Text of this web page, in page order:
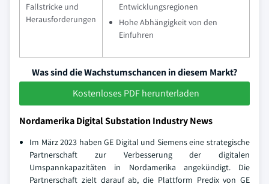
Fallstricke und
Herausforderungen
Entwicklungsregionen
Hohe Abhängigkeit von den
Einfuhren
Was sind die Wachstumschancen in diesem Markt?
Kostenloses PDF herunterladen
Nordamerika Digital Substation Industry News
Im März 2023 haben GE Digital und Siemens eine strategische
Partnerschaft zur Verbesserung der digitalen
Umspannkapazitäten in Nordamerika angekündigt. Die
Partnerschaft zielt darauf ab, die Plattform Predix von GE